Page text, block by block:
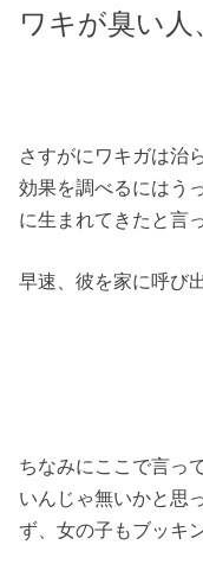
ワキが臭い人
さすがにワキガは治
効果を調べるにはう
に生まれてきたと言
早速、彼を家に呼び
ちなみにここで言っ
いんじゃ無いかと思
ず、女の子もブッキ